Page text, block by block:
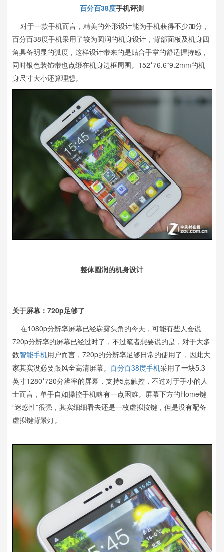
百分百38度手机评测
对于一款手机而言，精美的外形设计能为手机获得不少加分，
百分百38度手机采用了较为圆润的机身设计，背部面板及机身四
角具备明显的弧度，这样设计带来的是贴合手掌的舒适握持感，
同时银色装饰带也点缀在机身边框周围。152*76.6*9.2mm的机
身尺寸大小还算理想。
整体圆润的机身设计
关于屏幕：720p足够了
在1080p分辨率屏幕已经崭露头角的今天，可能有些人会说
720p分辨率的屏幕已经过时了，不过笔者想要说的是，对于大多
数智能手机用户而言，720p的分辨率足够日常的使用了，因此大
家其实没必要跟风全高清屏幕。 百分百38度手机采用了一块5.3
英寸1280*720分辨率的屏幕，支持5点触控，不过对于手小的人
士而言，单手自如操控手机略有一点困难。屏幕下方的Home键
“迷惑性”很强，其实细细看去还是一枚虚拟按键，但是没有配备
虚拟键背景灯。